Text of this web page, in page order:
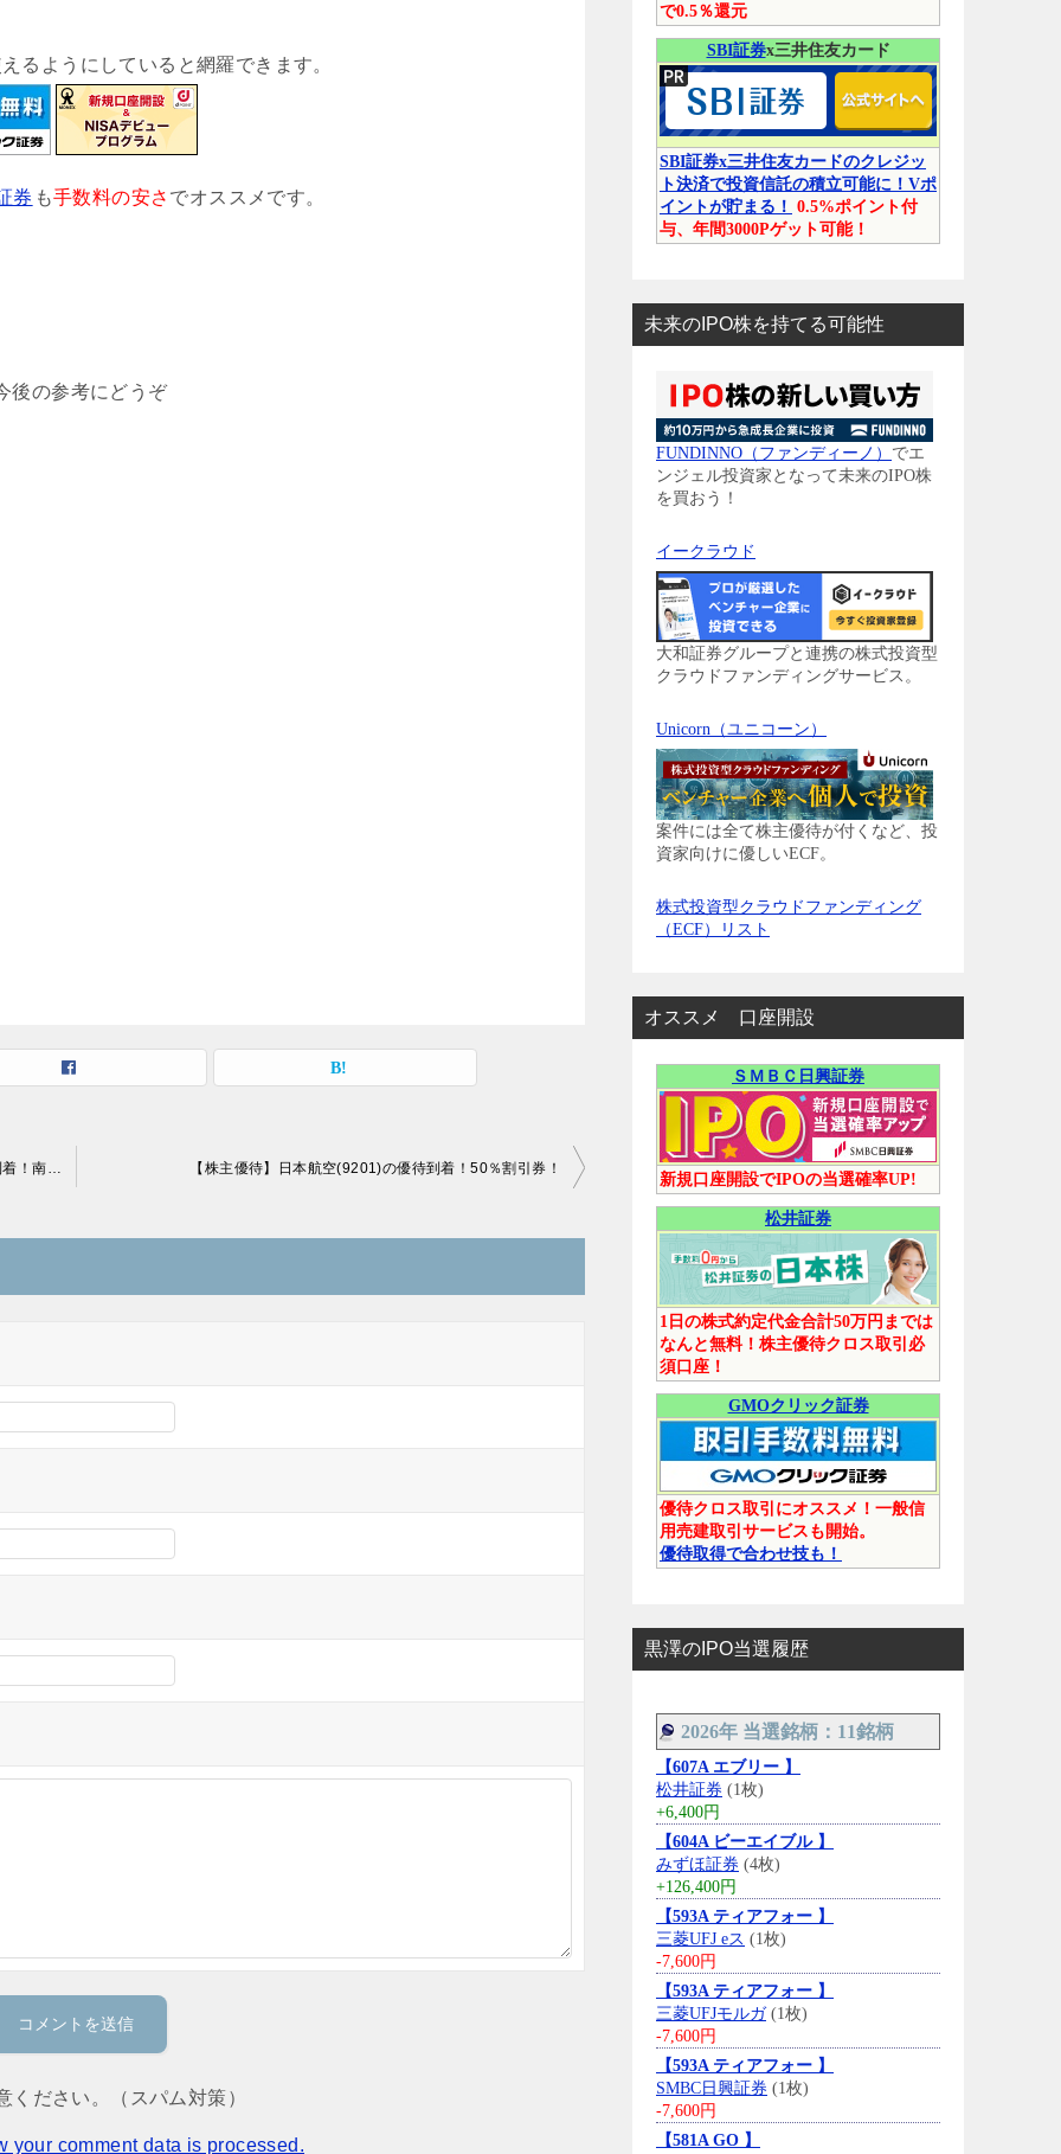
るようにしていると網羅できます。
券 も手数料の安さ でオススメです。
後の参考にどうぞ
【株主優待】高松コンストラクショングループ(1762)の優待到着！南魚沼産コシヒカリ！ 【株主優待】日本航空(9201)の優待到着！50％割引券！
ださい。（スパム対策）
your comment data is processed.
で0.5％還元
SBI証券x三井住友カード
SBI証券x三井住友カードのクレジッ
ト決済で投資信託の積立可能に！Vポ
イントが貯まる！ 0.5%ポイント付
与、年間3000Pゲット可能！
未来のIPO株を持てる可能性
FUNDINNO（ファンディーノ） でエ
ンジェル投資家となって未来のIPO株
を買おう！
イークラウド
大和証券グループと連携の株式投資型
クラウドファンディングサービス。
Unicorn（ユニコーン）
案件には全て株主優待が付くなど、投
資家向けに優しいECF。
株式投資型クラウドファンディング
（ECF）リスト
オススメ 口座開設
ＳＭＢＣ日興証券
新規口座開設でIPOの当選確率UP!
松井証券
1日の株式約定代金合計50万円までは
なんと無料！株主優待クロス取引必
須口座！
GMOクリック証券
優待クロス取引にオススメ！一般信
用売建取引サービスも開始。
優待取得で合わせ技も！
黒澤のIPO当選履歴
2026年 当選銘柄：11銘柄
【607A エブリー 】
松井証券 (1枚)
+6,400円
【604A ビーエイブル 】
みずほ証券 (4枚)
+126,400円
【593A ティアフォー 】
三菱UFJ eス (1枚)
-7,600円
【593A ティアフォー 】
三菱UFJモルガ(1枚)
-7,600円
【593A ティアフォー 】
SMBC日興証券 (1枚)
-7,600円
【581A GO 】